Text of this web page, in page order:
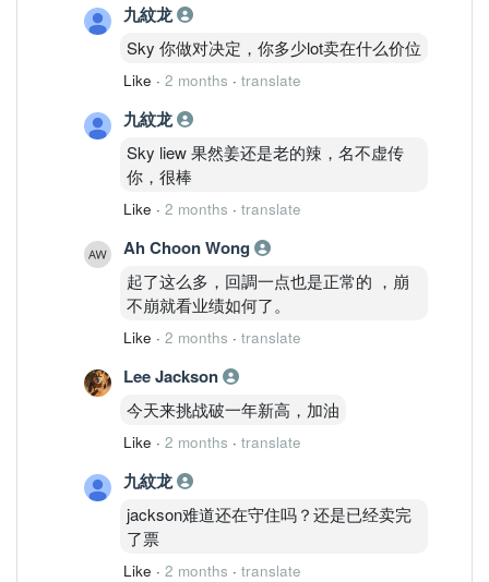
九紋龙
Sky 你做对决定，你多少lot卖在什么价位
Like · 2 months · translate
九紋龙
Sky liew 果然姜还是老的辣，名不虚传
你，很棒
Like · 2 months · translate
Ah Choon Wong
起了这么多，回調一点也是正常的 ，崩
不崩就看业绩如何了。
Like · 2 months · translate
Lee Jackson
今天来挑战破一年新高，加油
Like · 2 months · translate
九紋龙
jackson难道还在守住吗？还是已经卖完
了票
Like · 2 months · translate